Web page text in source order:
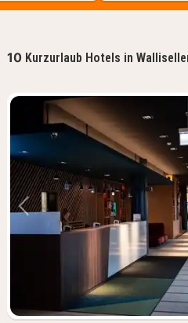
10 Kurzurlaub Hotels in
Vorheriges Bild